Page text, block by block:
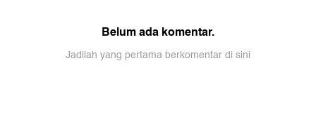
Belum ada komentar.
Jadilah yang pertama berkomentar di sini